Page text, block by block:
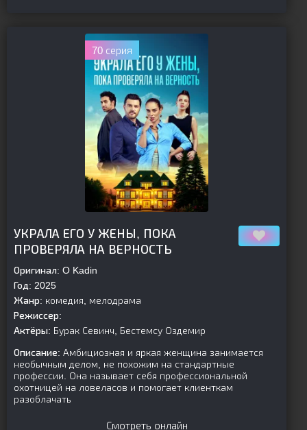
70 серия
УКРАЛА ЕГО У ЖЕНЫ, ПОКА
ПРОВЕРЯЛА НА ВЕРНОСТЬ
Оригинал: O Kadin
Год: 2025
Жанр: комедия, мелодрама
Режиссер:
Актёры: Бурак Севинч, Бестемсу Оздемир
Описание: Амбициозная и яркая женщина занимается
необычным делом, не похожим на стандартные
профессии. Она называет себя профессиональной
охотницей на ловеласов и помогает клиенткам
разоблачать
Смотреть онлайн